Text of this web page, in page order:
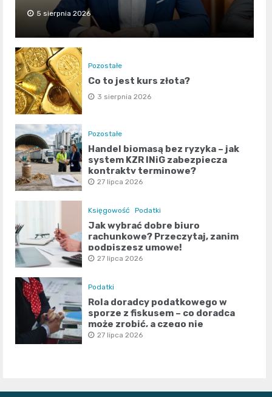
5 sierpnia 2026
Pozostałe
Co to jest kurs złota?
3 sierpnia 2026
Pozostałe
Handel biomasą bez ryzyka – jak
system KZR INiG zabezpiecza
kontrakty terminowe?
27 lipca 2026
Księgowość Podatki
Jak wybrać dobre biuro
rachunkowe? Przeczytaj, zanim
podpiszesz umowę!
27 lipca 2026
Podatki
Rola doradcy podatkowego w
sporze z fiskusem – co doradca
może zrobić, a czego nie
27 lipca 2026